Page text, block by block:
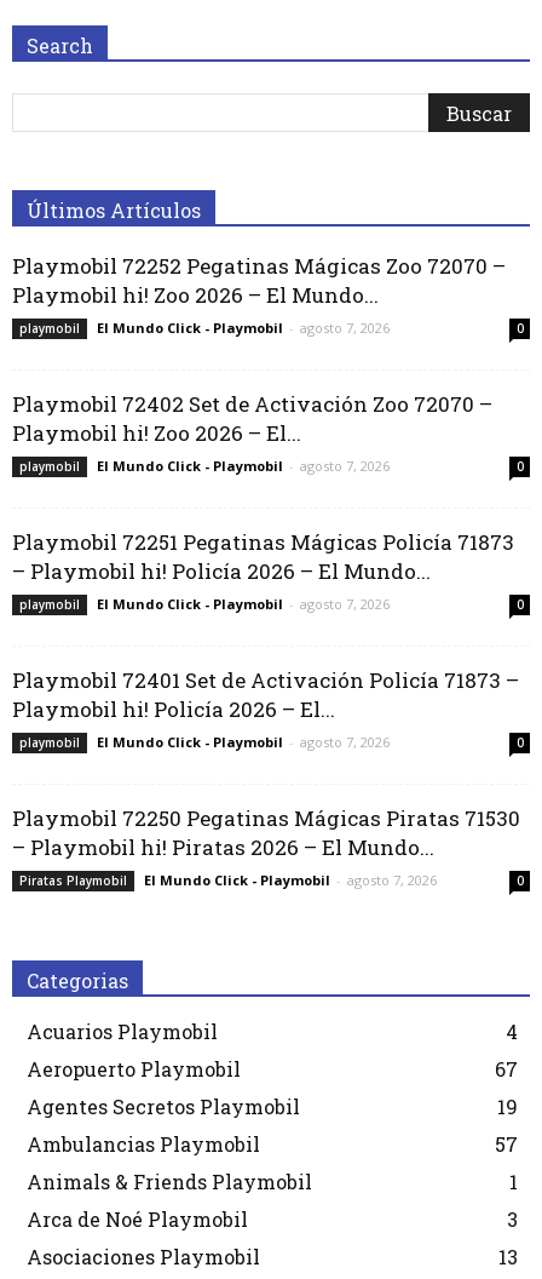
Search
Últimos Artículos
Playmobil 72252 Pegatinas Mágicas Zoo 72070 –
Playmobil hi! Zoo 2026 – El Mundo...
playmobil El Mundo Click - Playmobil - agosto 7, 2026 0
Playmobil 72402 Set de Activación Zoo 72070 –
Playmobil hi! Zoo 2026 – El...
playmobil El Mundo Click - Playmobil - agosto 7, 2026 0
Playmobil 72251 Pegatinas Mágicas Policía 71873
– Playmobil hi! Policía 2026 – El Mundo...
playmobil El Mundo Click - Playmobil - agosto 7, 2026 0
Playmobil 72401 Set de Activación Policía 71873 –
Playmobil hi! Policía 2026 – El...
playmobil El Mundo Click - Playmobil - agosto 7, 2026 0
Playmobil 72250 Pegatinas Mágicas Piratas 71530
– Playmobil hi! Piratas 2026 – El Mundo...
Piratas Playmobil El Mundo Click - Playmobil - agosto 7, 2026 0
Categorias
Acuarios Playmobil
4
Aeropuerto Playmobil
67
Agentes Secretos Playmobil
19
Ambulancias Playmobil
57
Animals & Friends Playmobil
1
Arca de Noé Playmobil
3
Asociaciones Playmobil
13